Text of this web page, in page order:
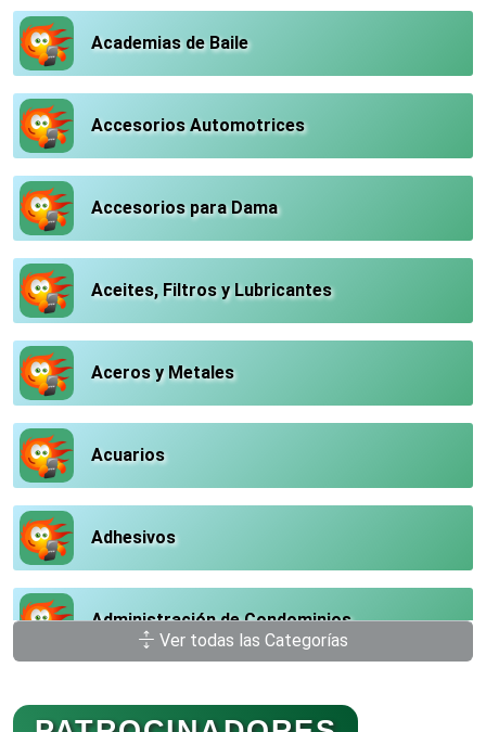
Academias de Baile
Accesorios Automotrices
Accesorios para Dama
Aceites, Filtros y Lubricantes
Aceros y Metales
Acuarios
Adhesivos
Administración de Condominios
Administración de Empresas
Ver todas las Categorías